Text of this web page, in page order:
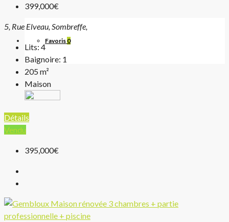
Favoris 0
399,000€
5, Rue Elveau, Sombreffe,
Lits: 4
Baignoire: 1
205m²
Maison
Détails
Vendu
395,000€